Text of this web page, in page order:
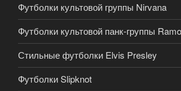
Футболки культовой группы Nirvana
Футболки культовой панк-группы
Стильные футболки Elvis Presley
Футболки Slipknot